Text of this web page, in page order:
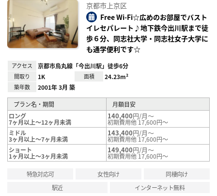
録
京都市上京区
Free Wi-Fi☆広めのお部屋でバスト
イレセパレート♪地下鉄今出川駅まで徒
歩６分、同志社大学・同志社女子大学に
も通学便利です☆
アクセス 京都市烏丸線「今出川駅」徒歩6分
間取り 1K 面積 24.23m²
築年数 2001年 3月 築
プラン名・期間
月額目安
ロング
7ヶ月以上～12ヶ月未満
140,400円/月～
初期費用他 17,600円～
ミドル
3ヶ月以上～7ヶ月未満
143,400円/月～
初期費用他 17,600円～
ショート
1ヶ月以上～3ヶ月未満
149,400円/月～
初期費用他 17,600円～
特急対応可 女性向け
同棲向け
駅近
インターネット無料